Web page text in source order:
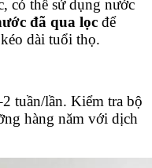
có thể sử dụng nước
đã qua lọc để
dài tuổi thọ.
tuần/lần. Kiểm tra bộ
hàng năm với dịch